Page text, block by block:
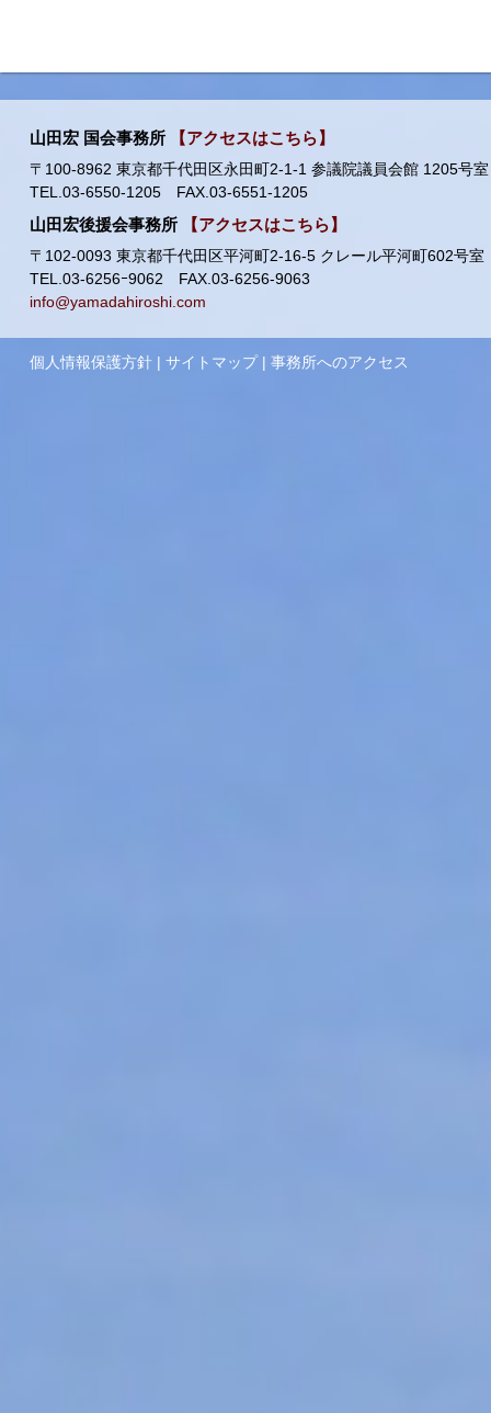
山田宏 国会事務所 【アクセスはこちら】
〒100-8962 東京都千代田区永田町2-1-1 参議院議員会館 1205号室
TEL.03-6550-1205 FAX.03-6551-1205
山田宏後援会事務所 【アクセスはこちら】
〒102-0093 東京都千代田区平河町2-16-5 クレール平河町602号室
TEL.03-6256ｰ9062 FAX.03-6256-9063
info@yamadahiroshi.com
個人情報保護方針 |サイトマップ |事務所へのアクセス